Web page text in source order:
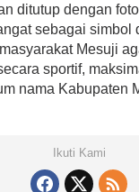
n
g
U
t
a
ditutup dengan
sebagai simbol
Mesuji
sportif,
nama Kabupaten
Ikuti Kami